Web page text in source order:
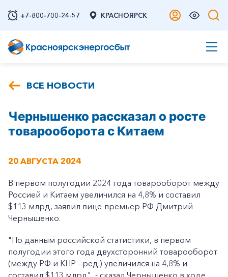
+7-800-700-24-57 КРАСНОЯРСК
ВСЕ НОВОСТИ
Чернышенко рассказал о росте
товарооборота с Китаем
20 АВГУСТА 2024
В первом полугодии 2024 года товарооборот между
Россией и Китаем увеличился на 4,8% и составил
$113 млрд, заявил вице-премьер РФ Дмитрий
Чернышенко.
"По данным российской статистики, в первом
полугодии этого года двухсторонний товарооборот
(между РФ и КНР - ред.) увеличился на 4,8% и
составил $113 млрд", - сказал Чернышенко в ходе